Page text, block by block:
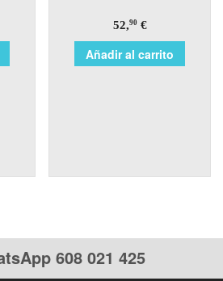
52,90€
Añadir al carrito
608 021 425